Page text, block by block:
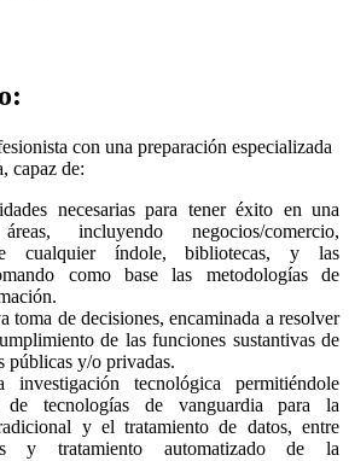
con una preparación especializada
capaz de:
necesarias para tener éxito en una
incluyendo negocios/comercio,
cualquier índole, bibliotecas, y las
como base las metodologías de
toma de decisiones, encaminada a resolver
de las funciones sustantivas de
públicas y/o privadas.
tecnológica permitiéndole
tecnologías de vanguardia para la
y el tratamiento de datos, entre
y tratamiento automatizado de la